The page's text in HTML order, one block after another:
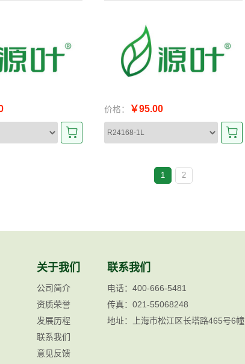
价格： ￥95.00
1 2
关于我们
公司简介
资质荣誉
发展历程
联系我们
意见反馈
联系我们
电话：400-666-5481
传真：021-55068248
地址：上海市松江区长塔路465号6幢